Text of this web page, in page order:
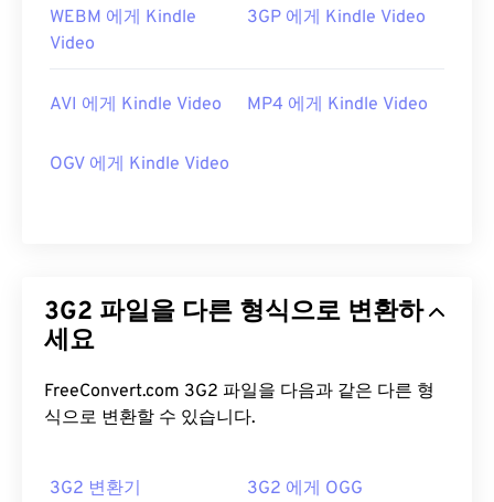
WEBM 에게 Kindle
Video
3GP 에게 Kindle Video
AVI 에게 Kindle Video MP4 에게 Kindle Video
OGV 에게 Kindle Video
3G2 파일을 다른 형식으로 변환하
세요
FreeConvert.com 3G2 파일을 다음과 같은 다른 형
식으로 변환할 수 있습니다.
3G2 변환기 3G2 에게 OGG